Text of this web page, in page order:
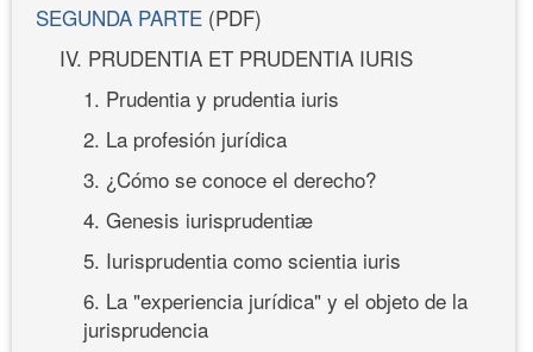
SEGUNDA PARTE (PDF)
IV. PRUDENTIA ET PRUDENTIA IURIS
1. Prudentia y prudentia iuris
2. La profesión jurídica
3. ¿Cómo se conoce el derecho?
4. Genesis iurisprudentiæ
5. Iurisprudentia como scientia iuris
6. La "experiencia jurídica" y el objeto de la
jurisprudencia